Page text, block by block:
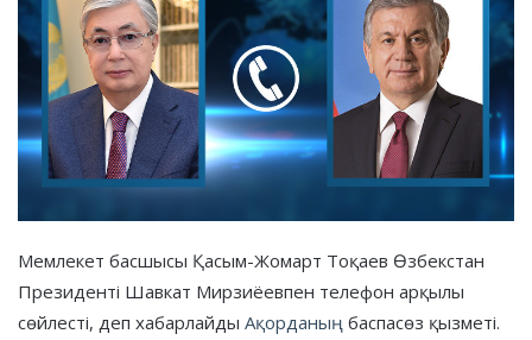
Мемлекет басшысы Қасым-Жомарт Тоқаев Өзбекстан
Президенті Шавкат Мирзиёевпен телефон арқылы
сөйлесті, деп хабарлайды Ақорданың баспасөз қызметі.